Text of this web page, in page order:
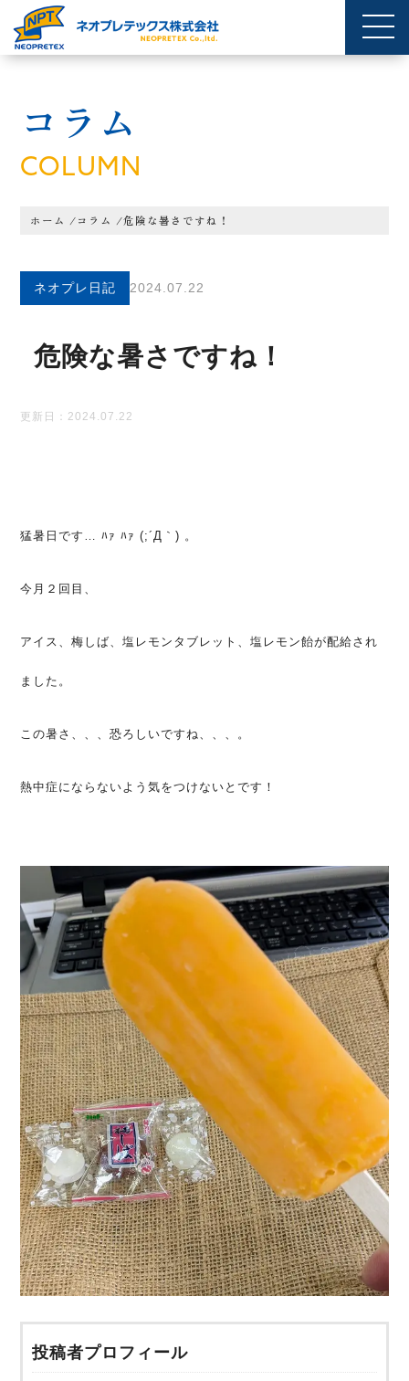
コラム
COLUMN
ホーム /コラム /危険な暑さですね！
ネオプレ日記 2024.07.22
危険な暑さですね！
更新日：2024.07.22
猛暑日です… ﾊｧ ﾊｧ (;´Д｀) 。
今月２回目、
アイス、梅しば、塩レモンタブレット、塩レモン飴が配給され
ました。
この暑さ、、、恐ろしいですね、、、。
熱中症にならないよう気をつけないとです！
投稿者プロフィール